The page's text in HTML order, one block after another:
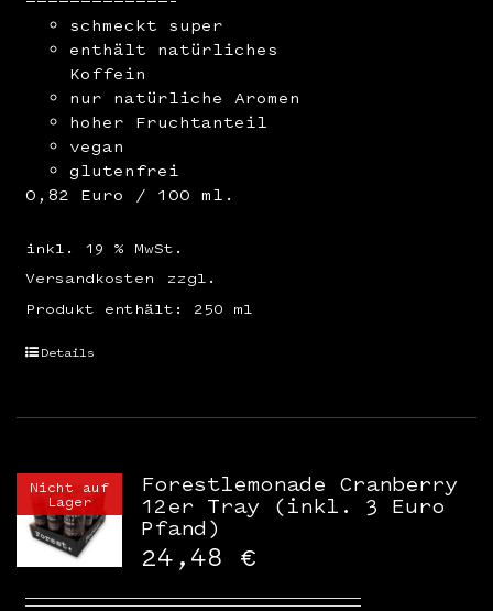
schmeckt super
enthält natürliches
Koffein
nur natürliche Aromen
hoher Fruchtanteil
vegan
glutenfrei
0,82 Euro / 100 ml.
inkl. 19 % MwSt.
zzgl.
Versandkosten
Produkt enthält: 250 ml
Details
Nicht auf
Lager
Forestlemonade Cranberry
12er Tray (inkl. 3 Euro
Pfand)
24,48 €